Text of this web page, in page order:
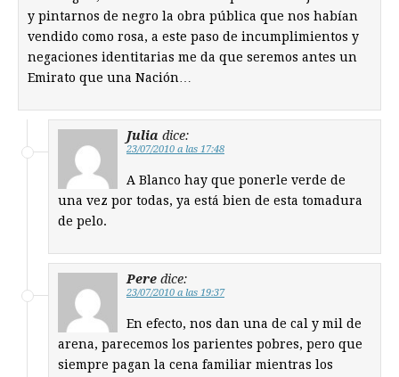
y pintarnos de negro la obra pública que nos habían
vendido como rosa, a este paso de incumplimientos y
negaciones identitarias me da que seremos antes un
Emirato que una Nación…
Julia dice:
23/07/2010 a las 17:48
A Blanco hay que ponerle verde de
una vez por todas, ya está bien de esta tomadura
de pelo.
Pere dice:
23/07/2010 a las 19:37
En efecto, nos dan una de cal y mil de
arena, parecemos los parientes pobres, pero que
siempre pagan la cena familiar mientras los